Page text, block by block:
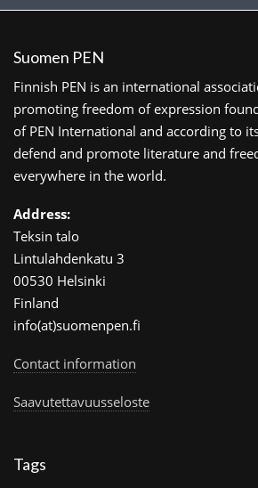
Suomen PEN
Finnish PEN is an international
promoting freedom of expression
of PEN International and according to
defend and promote literature and
everywhere in the world.
Address:
Teksin talo
Lintulahdenkatu 3
00530 Helsinki
Finland
info(at)suomenpen.fi
Contact information
Saavutettavuusseloste
Tags